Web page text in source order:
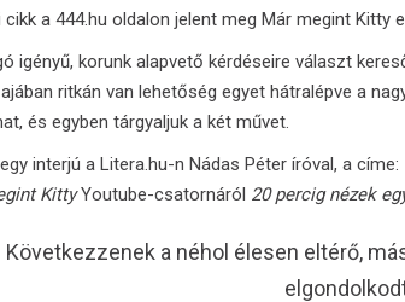
cikk a 444.hu oldalon jelent meg Már megint Kitty
igényű, korunk alapvető kérdéseire választ
ritkán van lehetőség egyet hátralépve a
és egyben tárgyaljuk a két művet.
interjú a Litera.hu-n Nádas Péter íróval, a címe:
KittyYoutube-csatornáról 20 percig nézek
Következzenek a néhol élesen eltérő,